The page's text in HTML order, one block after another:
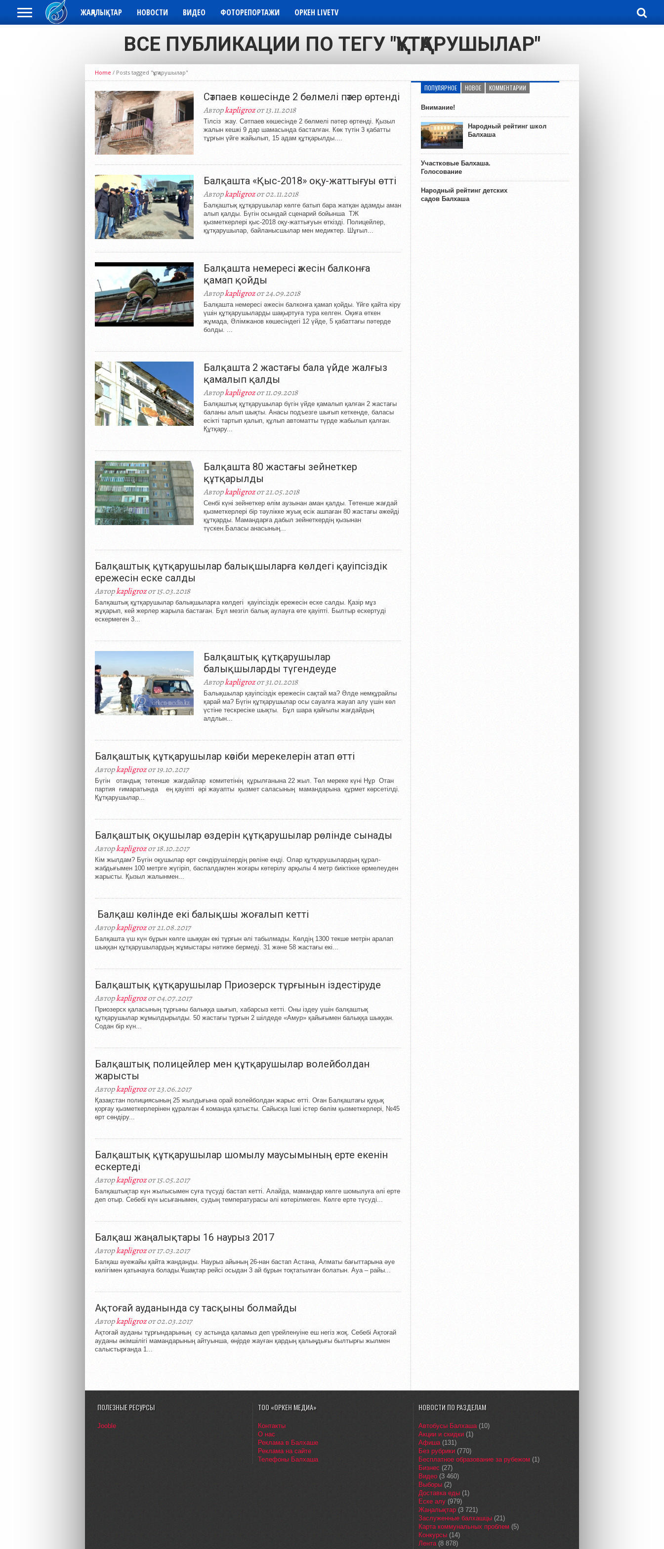
ЖАҢАЛЫҚТАР НОВОСТИ ВИДЕО ФОТОРЕПОРТАЖИ ОРКЕН LIVETV
ВСЕ ПУБЛИКАЦИИ ПО ТЕГУ "ҚҰТҚАРУШЫЛАР"
Home / Posts tagged "құтқарушылар"
Сәтпаев көшесінде 2 бөлмелі пәтер өртенді
Авторkapligrozот 13.11.2018
Тілсіз жау. Сәтпаев көшесінде 2 бөлмелі пәтер өртенді. Қызыл
жалын кешкі 9 дар шамасында басталған. Көк түтін 3 қабатты
тұрғын үйге жайылып, 15 адам құтқарылды....
Балқашта «Қыс-2018» оқу-жаттығуы өтті
Авторkapligrozот 02.11.2018
Балқаштық құтқарушылар көлге батып бара жатқан адамды аман
алып қалды. Бүгін осындай сценарий бойынша ТЖ
қызметкерлері қыс-2018 оқу-жаттығуын өткізді. Полицейлер,
құтқарушылар, байланысшылар мен медиктер. Шұғыл...
Балқашта немересі әжесін балконға
қамап қойды
Авторkapligrozот 24.09.2018
Балқашта немересі әжесін балконға қамап қойды. Үйге қайта кіру
үшін құтқарушыларды шақыртуға тура келген. Оқиға өткен
жұмада, Әлімжанов көшесіндегі 12 үйде, 5 қабаттағы пәтерде
болды. ...
Балқашта 2 жастағы бала үйде жалғыз
қамалып қалды
Авторkapligrozот 11.09.2018
Балқаштық құтқарушылар бүгін үйде қамалып қалған 2 жастағы
баланы алып шықты. Анасы подъезге шығып кеткенде, баласы
есікті тартып қалып, құлып автоматты түрде жабылып қалған.
Құтқару...
Балқашта 80 жастағы зейнеткер
құтқарылды
Авторkapligrozот 21.05.2018
Сенбі күні зейнеткер өлім аузынан аман қалды. Төтенше жағдай
қызметкерлері бір тәулікке жуық есік ашпаған 80 жастағы әжейді
құтқарды. Мамандарға дабыл зейнеткердің қызынан
түскен.Баласы анасының...
Балқаштық құтқарушылар балықшыларға көлдегі қауіпсіздік
ережесін еске салды
Авторkapligrozот 15.03.2018
Балқаштық құтқарушылар балықшыларға көлдегі қауіпсіздік ережесін еске салды. Қазір мұз
жұқарып, кей жерлер жарыла бастаған. Бұл мезгіл балық аулауға өте қауіпті. Былтыр ескертуді
ескермеген 3...
Балқаштық құтқарушылар
балықшыларды түгендеуде
Авторkapligrozот 31.01.2018
Балықшылар қауіпсіздік ережесін сақтай ма? Әлде немқұрайлы
қарай ма? Бүгін құтқарушылар осы сауалға жауап алу үшін көл
үстіне тескресіке шықты. Бұл шара қайғылы жағдайдың
алдлын...
Балқаштық құтқарушылар кәсіби мерекелерін атап өтті
Авторkapligrozот 19.10.2017
Бүгін отандық төтенше жағдайлар комитетінің құрылғанына 22 жыл. Төл мереке күні Нұр Отан
партия ғимаратында ең қауіпті әрі жауапты қызмет саласының мамандарына құрмет көрсетілді.
Құтқарушылар...
Балқаштық оқушылар өздерін құтқарушылар рөлінде сынады
Авторkapligrozот 18.10.2017
Кім жылдам? Бүгін оқушылар өрт сөндірушілердің рөліне енді. Олар құтқарушылардың құрал-
жабдығымен 100 метрге жүгіріп, баспалдақпен жоғары көтерілу арқылы 4 метр биіктікке өрмелеуден
жарысты. Қызыл жалынмен...
Балқаш көлінде екі балықшы жоғалып кетті
Авторkapligrozот 21.08.2017
Балқашта үш күн бұрын көлге шыққан екі тұрғын әлі табылмады. Көлдің 1300 текше метрін аралап
шыққан құтқарушылардың жұмыстары нәтиже бермеді. 31 және 58 жастағы екі...
Балқаштық құтқарушылар Приозерск тұрғынын іздестіруде
Авторkapligrozот 04.07.2017
Приозерск қаласының тұрғыны балыққа шығып, хабарсыз кетті. Оны іздеу үшін балқаштық
құтқарушылар жұмылдырылды. 50 жастағы тұрғын 2 шілдеде «Амур» қайығымен балыққа шыққан.
Содан бір күн...
Балқаштық полицейлер мен құтқарушылар волейболдан
жарысты
Авторkapligrozот 23.06.2017
Қазақстан полициясының 25 жылдығына орай волейболдан жарыс өтті. Оған Балқаштағы құқық
қорғау қызметкерлерінен құралған 4 команда қатысты. Сайысқа Ішкі істер бөлім қызметкерлері, №45
өрт сөндіру...
Балқаштық құтқарушылар шомылу маусымының ерте екенін
ескертеді
Авторkapligrozот 15.05.2017
Балқаштықтар күн жылысымен суға түсуді бастап кетті. Алайда, мамандар көлге шомылуға әлі ерте
деп отыр. Себебі күн ысығанымен, судың температурасы әлі көтерілмеген. Көлге ерте түсуді...
Балқаш жаңалықтары 16 наурыз 2017
Авторkapligrozот 17.03.2017
Балқаш әуежайы қайта жанданды. Наурыз айының 26-нан бастап Астана, Алматы бағыттарына әуе
көлігімен қатынауға болады.Ұшақтар рейсі осыдан 3 ай бұрын тоқтатылған болатын. Ауа – райы...
Ақтоғай ауданында су тасқыны болмайды
Авторkapligrozот 02.03.2017
Ақтоғай ауданы тұрғындарының су астында қаламыз деп үрейленуіне еш негіз жоқ. Себебі Ақтоғай
ауданы әкімшілігі мамандарының айтуынша, өңірде жауған қардың қалыңдығы былтырғы жылмен
салыстырғанда 1...
ПОПУЛЯРНОЕ НОВОЕ КОММЕНТАРИИ
Внимание!
Народный рейтинг школ
Балхаша
Участковые Балхаша.
Голосование
Народный рейтинг детских
садов Балхаша
ПОЛЕЗНЫЕ РЕСУРСЫ
Jooble
ТОО «ОРКЕН МЕДИА»
Контакты
О нас
Реклама в Балхаше
Реклама на сайте
Телефоны Балхаша
НОВОСТИ ПО РАЗДЕЛАМ
Автобусы Балхаша(10)
Акции и скидки (1)
Афиша(131)
Без рубрики (770)
Бесплатное образование за рубежом (1)
Бизнес (27)
Видео (3 460)
Выборы (2)
Доставка еды (1)
Еске алу (979)
Жаңалықтар (3 721)
Заслуженные балхашцы (21)
Карта коммунальных проблем (5)
Конкурсы (14)
Лента(8 878)